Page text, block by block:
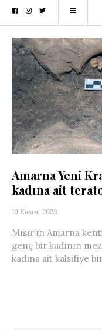
Amarna Yeni
kadına ait
10 Kasım 2023
Mısır’ın Amarna
genç bir kadının
kadına ait kalsifiye